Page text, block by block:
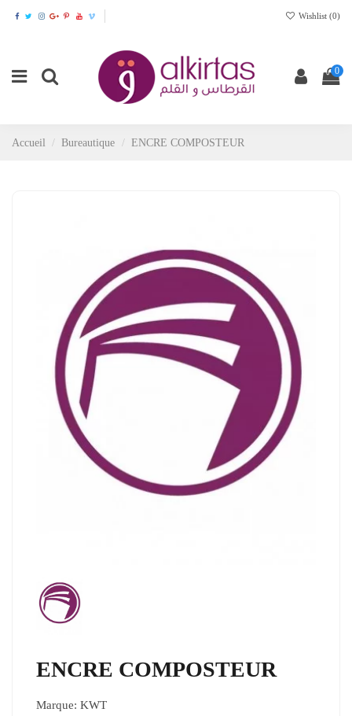
Wishlist (0)
0
Accueil Bureautique ENCRE COMPOSTEUR
ENCRE COMPOSTEUR
Marque: KWT